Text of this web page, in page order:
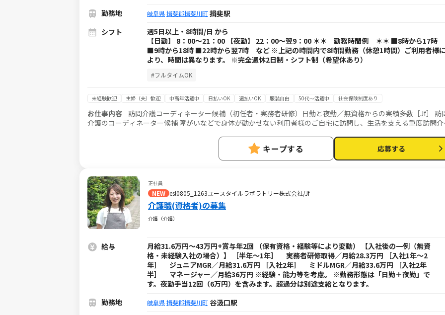
勤務地
岐阜県揖斐郡揖斐川町揖斐駅
シフト
週5日以上・8時間/日 から
【日勤】 8：00～21：00 【夜勤】 22：00～翌9：00 ＊＊ 勤務時間例 ＊＊ ■8時から17時
■9時から18時 ■22時から翌7時 など ※上記の時間内で8時間勤務（休憩1時間）ご利用者様
より、時間は異なります。 ※完全週休2日制・シフト制（希望休あり）
#フルタイムOK
未経験歓迎 主婦（夫）歓迎 中高年活躍中 日払いOK 週払いOK 服装自由 50代～活躍中 社会保険制度あり
お仕事内容 訪問介護コーディネーター候補（初任者・実務者研修）日勤と夜勤／無資格からの実績多数［Jf］ 訪
介護のコーディネーター候補 障がいなどで身体が動かせない利用者様のご自宅に訪問し、生活を支える重度訪問介
用者様の生活を支える大切なお仕事です。 ※日勤と夜勤月12回程度 ◎コーディネーター業務 一緒にお仕事をするス
タッフさんのシフト管理や教育など働きやすい環境を整えるお仕事を主にお願いします。 質問や相談などを気軽に
受けられる頼られる社員さんとして活躍してください！ ■介護スタッフのフォロー・指導・育成・ケア ■ご家族と
勤スタッフの採用 など ◎ケア業務 ■見守り・対話：状態の変化に気を配りながらの安全管理 ■生活介助： 家事援
助（洗濯、掃除、料理など） ■身体介護： 起床・就寝・入浴・食事の介助など ■医療的ケア： たんの吸引、経管
養（胃ろう・腸ろう） など ※詳細は面談時にお伝えします ◎最初は先輩スタッフが必ず同行し、業務の流れや
注意点を徹底的に指導します。未経験の方もプロとして成長できます。
キープする 応募する
正社員
NEW esl0805_1263ユースタイルラボラトリー株式会社/Jf
介護職(資格者)の募集
介護（介護）
給与
月給31.6万円～43万円+賞与年2回 （保有資格・経験等により変動） 【入社後の一例（無資
格・未経験入社の場合）】 ［半年～1年］ 実務者研修取得／月給28.3万円 ［入社1年～2
年］ ジュニアMGR／月給31.6万円 ［入社2年］ ミドルMGR／月給33.6万円 ［入社2年
半］ マネージャー／月給36万円 ※経験・能力等を考慮。 ※勤務形態は「日勤＋夜勤」で
す。夜勤手当12回（6万円）を含みます。超過分は別途支給となります。
勤務地
岐阜県揖斐郡揖斐川町 谷汲口駅